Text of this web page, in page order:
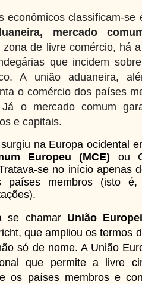
econômicos classificam-se
mercado
zona de livre comércio, há
que incidem
A união aduaneira,
o comércio dos países
o mercado comum
e capitais.
na Europa ocidental
Europeu (MCE) ou
se no início apenas
países membros (isto é,
se chamar União
que ampliou os termos
só de nome. A União
que permite a livre
os países membros e